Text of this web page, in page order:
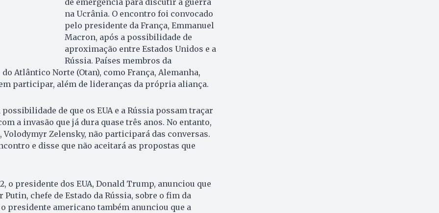
de emergência para discutir a guerra
na Ucrânia. O encontro foi convocado
pelo presidente da França, Emmanuel
Macron, após a possibilidade de
aproximação entre Estados Unidos e a
Rússia. Países membros da
Atlântico Norte (Otan), como França, Alemanha,
participar, além de lideranças da própria aliança.
de que os EUA e a Rússia possam traçar
a invasão que já dura quase três anos. No entanto,
Volodymyr Zelensky, não participará das conversas.
e disse que não aceitará as propostas que
o presidente dos EUA, Donald Trump, anunciou que
chefe de Estado da Rússia, sobre o fim da
presidente americano também anunciou que a